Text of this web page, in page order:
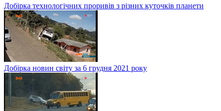
Добірка технологічних проривів з різних куточків планети
Добірка новин світу за 6 грудня 2021 року